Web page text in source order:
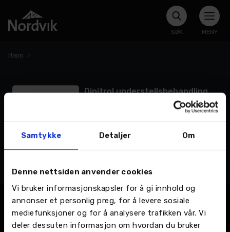
Samtykke Detaljer Om
Denne nettsiden anvender cookies
Vi bruker informasjonskapsler for å gi innhold og
annonser et personlig preg, for å levere sosiale
mediefunksjoner og for å analysere trafikken vår. Vi
deler dessuten informasjon om hvordan du bruker
SØK MENY
Hjem
Dinitrol understellsbehandling
Dinitrol understellsbehandling hos
Nordvik i Namsos Gi bilen din langvarig
rustbeskyttelse tilpasset norske
forhold. Med profesjonell Dinitrol-
sikkerheten og bruktbilverdien.